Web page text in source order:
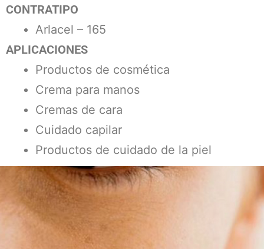
CONTRATIPO
Arlacel – 165
APLICACIONES
Productos de cosmética
Crema para manos
Cremas de cara
Cuidado capilar
Productos de cuidado de la piel